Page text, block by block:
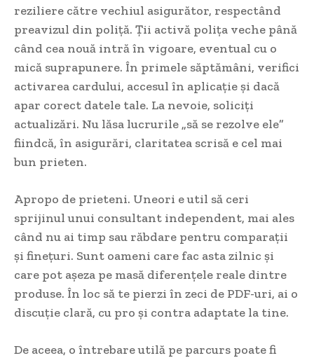
reziliere către vechiul asigurător, respectând
preavizul din poliță. Ții activă polița veche până
când cea nouă intră în vigoare, eventual cu o
mică suprapunere. În primele săptămâni, verifici
activarea cardului, accesul în aplicație și dacă
apar corect datele tale. La nevoie, soliciți
actualizări. Nu lăsa lucrurile „să se rezolve ele”
fiindcă, în asigurări, claritatea scrisă e cel mai
bun prieten.
Apropo de prieteni. Uneori e util să ceri
sprijinul unui consultant independent, mai ales
când nu ai timp sau răbdare pentru comparații
și finețuri. Sunt oameni care fac asta zilnic și
care pot așeza pe masă diferențele reale dintre
produse. În loc să te pierzi în zeci de PDF-uri, ai o
discuție clară, cu pro și contra adaptate la tine.
De aceea, o întrebare utilă pe parcurs poate fi